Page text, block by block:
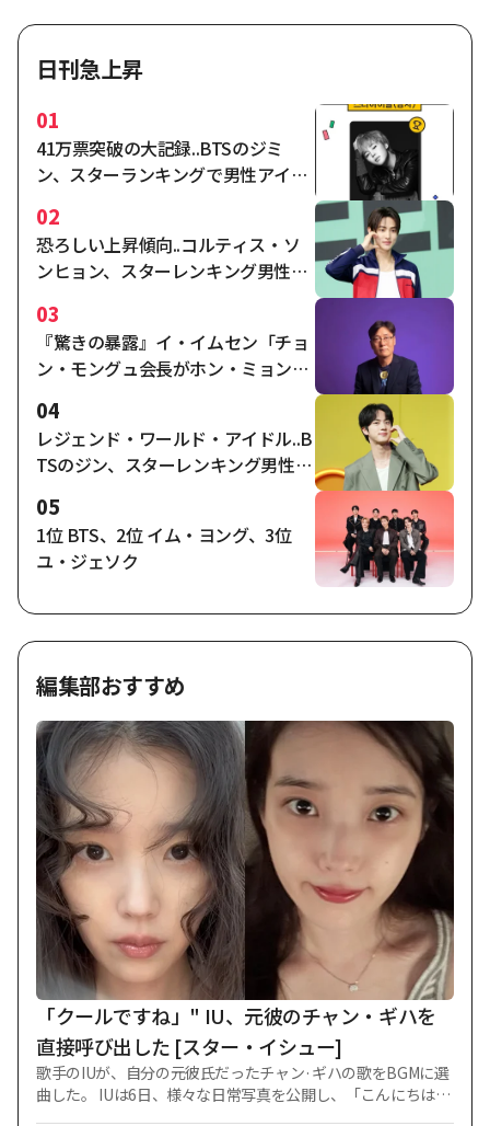
日刊急上昇
01
41万票突破の大記録..BTSのジミ
ン、スターランキングで男性アイド
02
恐ろしい上昇傾向..コルティス・ソ
ンヒョン、スターレンキング男性ア
03
『驚きの暴露』イ・イムセン「チョ
ン・モングュ会長がホン・ミョンボ
ターの合意時点は…」"
04
レジェンド・ワールド・アイドル..B
TSのジン、スターレンキング男性ア
05
1位 BTS、2位 イム・ヨング、3位
ユ・ジェソク
編集部おすすめ
「クールですね」" IU、元彼のチャン・ギハを
直接呼び出した [スター・イシュー]
歌手のIUが、自分の元彼氏だったチャン·ギハの歌をBGMに選
曲した。 IUは6日、様々な日常写真を公開し、「こんにちは、